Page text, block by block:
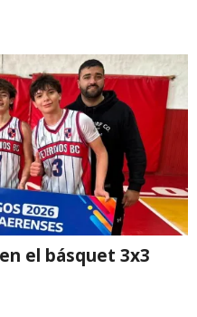
el básquet 3x3